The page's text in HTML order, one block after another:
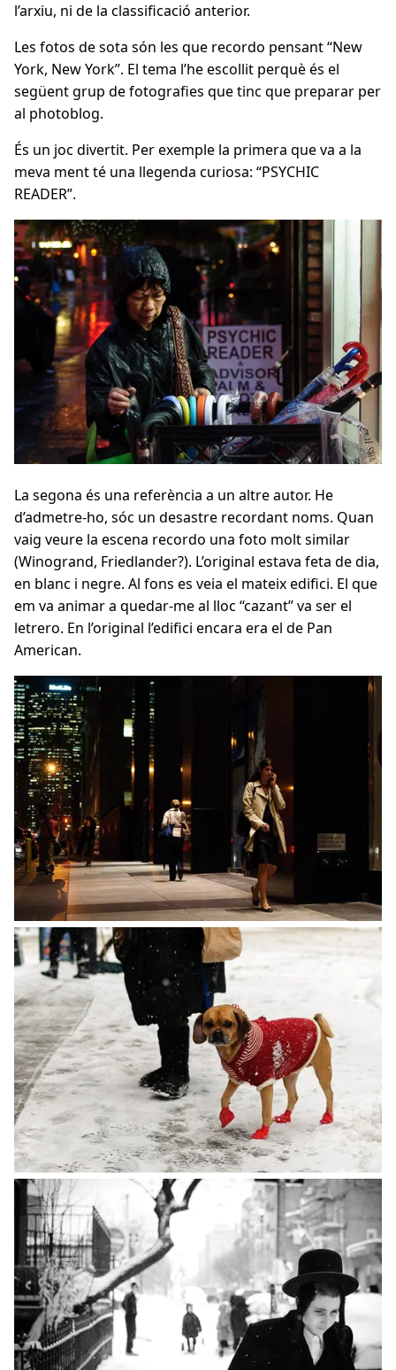
l’arxiu, ni de la classificació anterior.
Les fotos de sota són les que recordo pensant “New
York, New York”. El tema l’he escollit perquè és el
següent grup de fotografies que tinc que preparar per
al photoblog.
És un joc divertit. Per exemple la primera que va a la
meva ment té una llegenda curiosa: “PSYCHIC
READER”.
La segona és una referència a un altre autor. He
d’admetre-ho, sóc un desastre recordant noms. Quan
vaig veure la escena recordo una foto molt similar
(Winogrand, Friedlander?). L’original estava feta de dia,
en blanc i negre. Al fons es veia el mateix edifici. El que
em va animar a quedar-me al lloc “cazant” va ser el
letrero. En l’original l’edifici encara era el de Pan
American.